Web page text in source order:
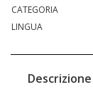
CATEGORIA
LINGUA
Descrizione